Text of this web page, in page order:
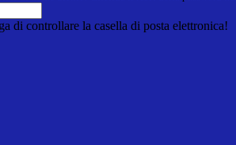
di controllare la casella di posta elettronica!